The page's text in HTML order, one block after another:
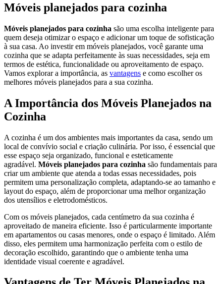
Móveis planejados para cozinha
Móveis planejados para cozinha são uma escolha inteligente para
quem deseja otimizar o espaço e adicionar um toque de sofisticação
à sua casa. Ao investir em móveis planejados, você garante uma
cozinha que se adapta perfeitamente às suas necessidades, seja em
termos de estética, funcionalidade ou aproveitamento de espaço.
Vamos explorar a importância, as vantagens e como escolher os
melhores móveis planejados para a sua cozinha.
A Importância dos Móveis Planejados na
Cozinha
A cozinha é um dos ambientes mais importantes da casa, sendo um
local de convívio social e criação culinária. Por isso, é essencial que
esse espaço seja organizado, funcional e esteticamente
agradável. Móveis planejados para cozinha são fundamentais para
criar um ambiente que atenda a todas essas necessidades, pois
permitem uma personalização completa, adaptando-se ao tamanho e
layout do espaço, além de proporcionar uma melhor organização
dos utensílios e eletrodomésticos.
Com os móveis planejados, cada centímetro da sua cozinha é
aproveitado de maneira eficiente. Isso é particularmente importante
em apartamentos ou casas menores, onde o espaço é limitado. Além
disso, eles permitem uma harmonização perfeita com o estilo de
decoração escolhido, garantindo que o ambiente tenha uma
identidade visual coerente e agradável.